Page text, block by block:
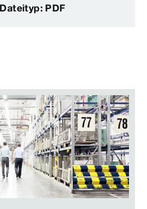
Dateityp: PDF